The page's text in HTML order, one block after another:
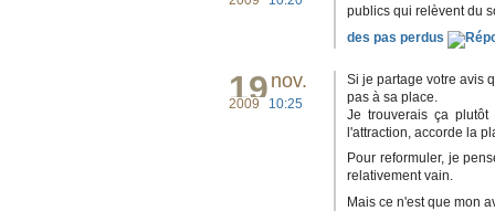
publics qui relèvent du
des pas perdus
19 nov.
2009 10:25
Si je partage votre avis
pas à sa place.
Je trouverais ça
l'attraction, accorde la
Pour reformuler, je
relativement vain.
Mais ce n'est que mon